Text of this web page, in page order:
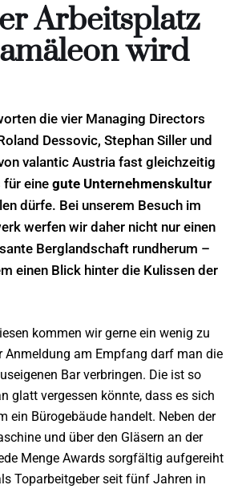
Arbeitsplatz
wird
die vier Managing Directors
Dessovic, Stephan Siller und
valantic Austria fast gleichzeitig
für eine gute Unternehmenskultur
dürfe. Bei unserem Besuch im
werfen wir daher nicht nur einen
Berglandschaft rundherum –
einen Blick hinter die Kulissen der
kommen wir gerne ein wenig zu
Anmeldung am Empfang darf man die
Bar verbringen. Die ist so
glatt vergessen könnte, dass es sich
ein Bürogebäude handelt. Neben der
und über den Gläsern an der
Menge Awards sorgfältig aufgereiht
Toparbeitgeber seit fünf Jahren in